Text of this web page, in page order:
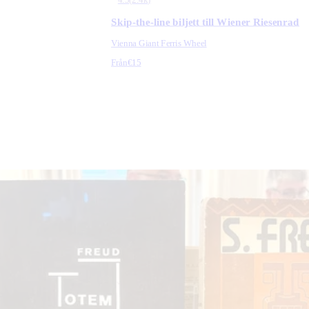
Skip-the-line biljett till Wiener Riesenrad
Vienna Giant Ferris Wheel
Från€15